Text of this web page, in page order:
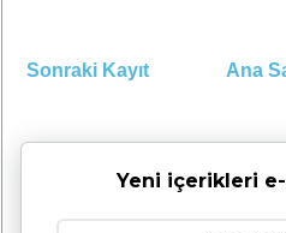
Sonraki Kayıt Ana
Yeni içerikleri